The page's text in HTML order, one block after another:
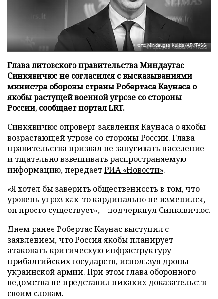
Фото: Mindaugas Kulbis/AP/TASS
Глава литовского правительства Миндаугас
Синкявичюс не согласился с высказываниями
министра обороны страны Робертаса Каунаса о
якобы растущей военной угрозе со стороны
России, сообщает портал LRT.
Синкявичюс опроверг заявления Каунаса о якобы
возрастающей угрозе со стороны России. Глава
правительства призвал не запугивать население
и тщательно взвешивать распространяемую
информацию, передаетРИА «Новости».
«Я хотел бы заверить общественность в том, что
уровень угроз как-то кардинально не изменился,
он просто существует», – подчеркнул Синкявичюс.
Днем ранее Робертас Каунас выступил с
заявлением, что Россия якобы планирует
атаковать критическую инфраструктуру
прибалтийских государств, используя дроны
украинской армии. При этом глава оборонного
ведомства не представил никаких доказательств
своим словам.